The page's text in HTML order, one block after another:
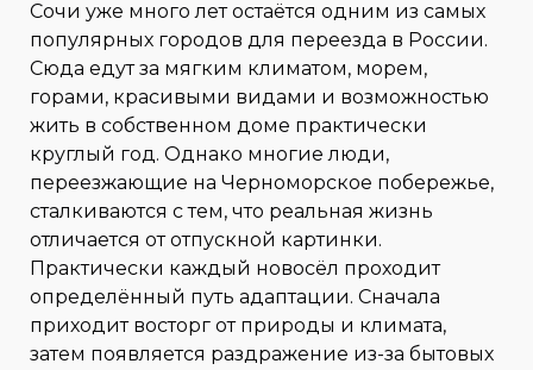
Сочи уже много лет остаётся одним из самых
популярных городов для переезда в России.
Сюда едут за мягким климатом, морем,
горами, красивыми видами и возможностью
жить в собственном доме практически
круглый год. Однако многие люди,
переезжающие на Черноморское побережье,
сталкиваются с тем, что реальная жизнь
отличается от отпускной картинки.
Практически каждый новосёл проходит
определённый путь адаптации. Сначала
приходит восторг от природы и климата,
затем появляется раздражение из-за бытовых